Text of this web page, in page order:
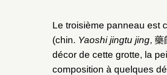
Le troisième panneau est
(chin. Yaoshi jingtu jing, 藥
décor de cette grotte, la
composition à quelques
Nom du dossier
Courriel